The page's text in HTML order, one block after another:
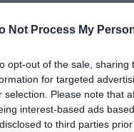
Not Process My
opt-out of the sale,
for targeted
selection. Please note that
interest-based ads
to third parties
ο Αργεντίνος